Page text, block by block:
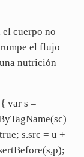
cuerpo no
el flujo
nutrición
var s =
s.src = u +